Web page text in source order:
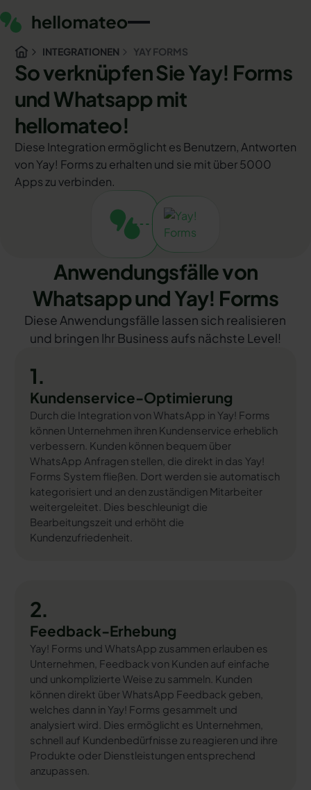
INTEGRATIONEN YAY FORMS
So verknüpfen Sie Yay! Forms
und Whatsapp mit
hellomateo!
Diese Integration ermöglicht es Benutzern, Antworten
von Yay! Forms zu erhalten und sie mit über 5000
Apps zu verbinden.
Anwendungsfälle von
Whatsapp und Yay! Forms
Diese Anwendungsfälle lassen sich realisieren
und bringen Ihr Business aufs nächste Level!
1.
Kundenservice-Optimierung
Durch die Integration von WhatsApp in Yay! Forms
können Unternehmen ihren Kundenservice erheblich
verbessern. Kunden können bequem über
WhatsApp Anfragen stellen, die direkt in das Yay!
Forms System fließen. Dort werden sie automatisch
kategorisiert und an den zuständigen Mitarbeiter
weitergeleitet. Dies beschleunigt die
Bearbeitungszeit und erhöht die
Kundenzufriedenheit.
2.
Feedback-Erhebung
Yay! Forms und WhatsApp zusammen erlauben es
Unternehmen, Feedback von Kunden auf einfache
und unkomplizierte Weise zu sammeln. Kunden
können direkt über WhatsApp Feedback geben,
welches dann in Yay! Forms gesammelt und
analysiert wird. Dies ermöglicht es Unternehmen,
schnell auf Kundenbedürfnisse zu reagieren und ihre
Produkte oder Dienstleistungen entsprechend
anzupassen.